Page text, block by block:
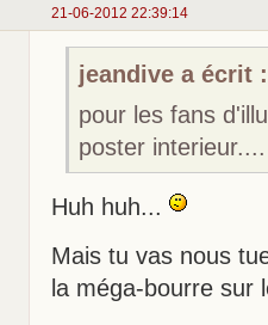
21-06-2012 22:39:14
jeandive a écrit :
pour les fans
poster interieur....
Huh huh...
Mais tu vas nous
la méga-bourre sur